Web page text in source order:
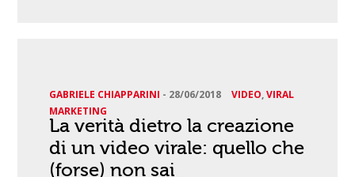
GABRIELE CHIAPPARINI - 28/06/2018 VIDEO,VIRAL
MARKETING
La verità dietro la creazione
di un video virale: quello che
(forse) non sai